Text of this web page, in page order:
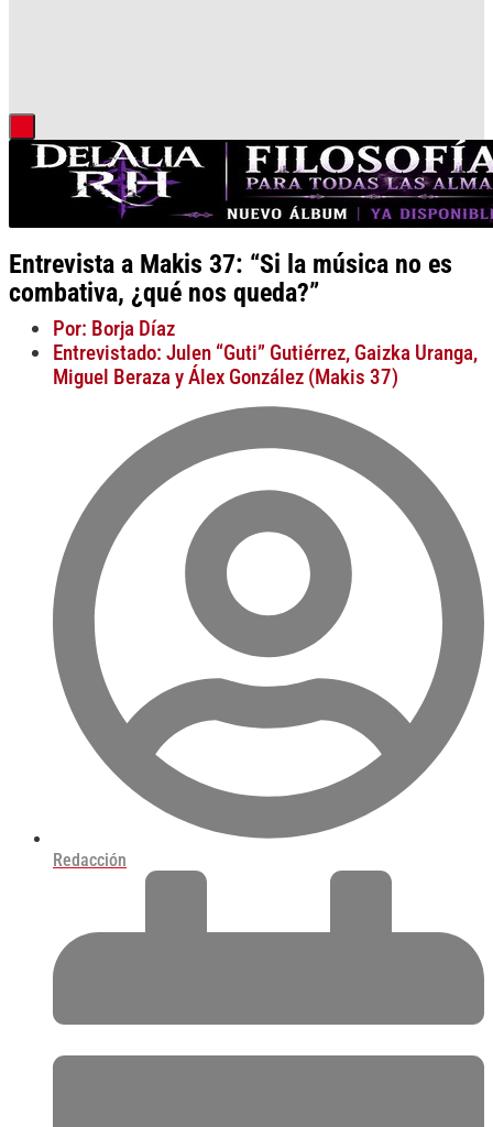
Entrevista a Makis 37: “Si la música no es
combativa, ¿qué nos queda?”
Por: Borja Díaz
Entrevistado: Julen “Guti” Gutiérrez, Gaizka Uranga,
Miguel Beraza y Álex González (Makis 37)
Redacción